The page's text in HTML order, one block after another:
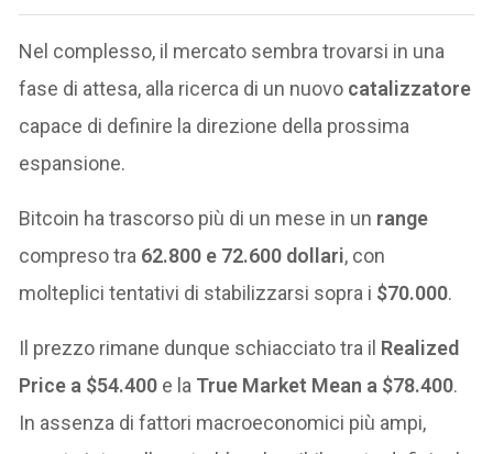
Nel complesso, il mercato sembra trovarsi in una
fase di attesa, alla ricerca di un nuovo catalizzatore
capace di definire la direzione della prossima
espansione.
Bitcoin ha trascorso più di un mese in un range
compreso tra 62.800 e 72.600 dollari, con
molteplici tentativi di stabilizzarsi sopra i $70.000.
Il prezzo rimane dunque schiacciato tra il Realized
Price a $54.400 e la True Market Mean a $78.400.
In assenza di fattori macroeconomici più ampi,